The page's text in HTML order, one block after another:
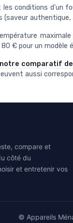
conditions d'un
(saveur
€ pour un modèle
notre comparatif
aussi
compare et
côté du
et entretenir vos
© Appareils